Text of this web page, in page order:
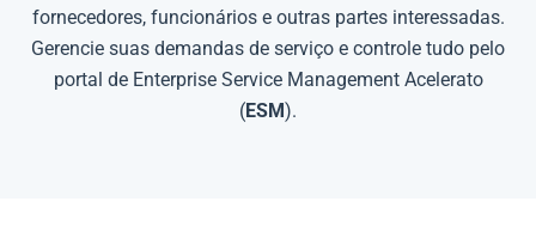
fornecedores, funcionários e outras partes interessadas.
Gerencie suas demandas de serviço e controle tudo pelo
portal de Enterprise Service Management Acelerato
(ESM).